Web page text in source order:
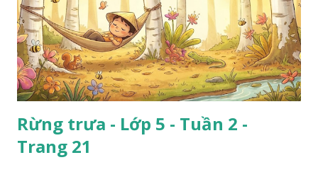
Rừng trưa - Lớp 5 - Tuần 2 -
Trang 21